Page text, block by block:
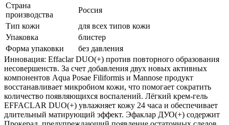
Страна
производства
Россия
Тип кожи
для всех типов кожи
Упаковка
блистер
Форма упаковки
без давления
Инновация: Effaclar DUO(+) против повторного образования
несовершенств. За счет добавления двух новых активных
компонентов Aqua Posae Filiformis и Mannose продукт
восстанавливает микробиом кожи, что помогает сократить
количество появляющихся воспалений. Лёгкий крем-гель
EFFACLAR DUO(+) увлажняет кожу 24 часа и обеспечивает
длительный матирующий эффект. Эфаклар ДУО(+) содержит